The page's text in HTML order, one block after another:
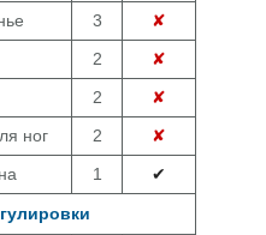
3
✘
2
✘
2
✘
ног
2
✘
1 ✔